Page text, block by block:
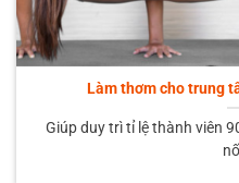
Làm thơm cho trung
Giúp duy trì tỉ lệ thành viên